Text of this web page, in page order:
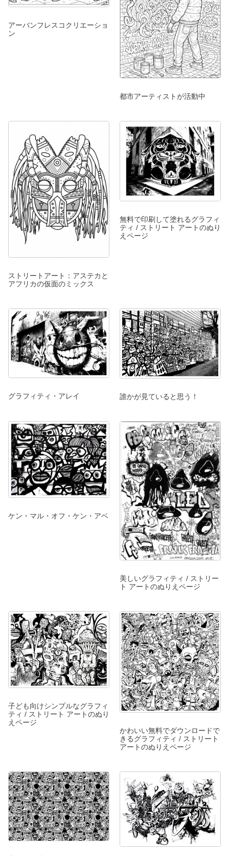
アーバンフレスコクリエーショ
ン
都市アーティストが活動中
ストリートアート：アステカと
アフリカの仮面のミックス
無料で印刷して塗れるグラフィ
ティ / ストリート アートのぬり
えページ
グラフィティ・アレイ 誰かが見ていると思う！
ケン・マル・オフ・ケン・アベ
美しいグラフィティ / ストリー
ト アートのぬりえページ
子ども向けシンプルなグラフィ
ティ / ストリート アートのぬり
えページ
かわいい無料でダウンロードで
きるグラフィティ / ストリート
アートのぬりえページ